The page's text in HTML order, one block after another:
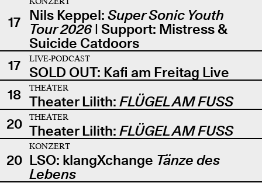
17 Nils Keppel: Super Sonic Youth
Tour 2026| Support: Mistress &
Suicide Catdoors
17
LIVE-PODCAST
SOLD OUT: Kafi am Freitag Live
18
THEATER
Theater Lilith: FLÜGEL AM FUSS
20
THEATER
Theater Lilith: FLÜGEL AM FUSS
20
KONZERT
LSO: klangXchange Tänze des
Lebens